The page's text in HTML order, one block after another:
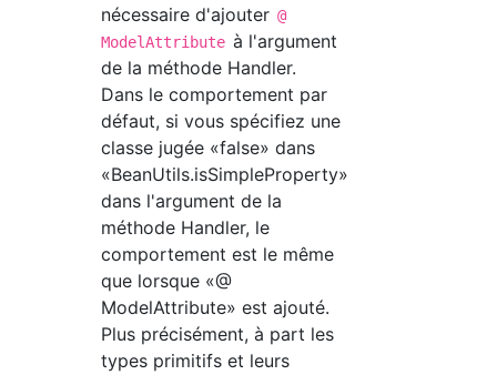
nécessaire d'ajouter @
ModelAttribute à l'argument
de la méthode Handler.
Dans le comportement par
défaut, si vous spécifiez une
classe jugée «false» dans
«BeanUtils.isSimpleProperty»
dans l'argument de la
méthode Handler, le
comportement est le même
que lorsque «@
ModelAttribute» est ajouté.
Plus précisément, à part les
types primitifs et leurs